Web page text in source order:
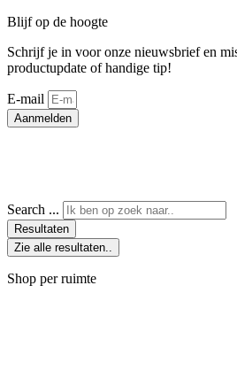
Blijf op de hoogte
Schrijf je in voor onze nieuwsbrief en
productupdate of handige tip!
E-mail
Aanmelden
Search ...
Resultaten
Zie alle resultaten..
Shop per ruimte